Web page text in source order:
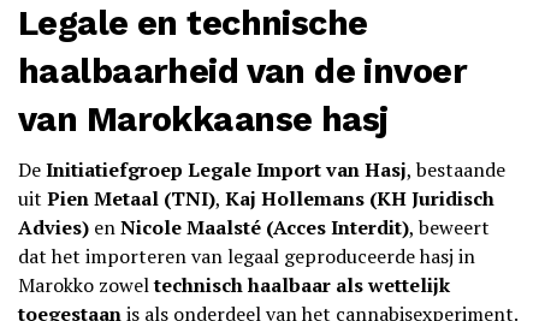
Legale en technische
haalbaarheid van de invoer
van Marokkaanse hasj
DeInitiatiefgroep Legale Import van Hasj, bestaande
uit Pien Metaal (TNI), Kaj Hollemans (KH Juridisch
Advies) enNicole Maalsté (Acces Interdit), beweert
dat het importeren van legaal geproduceerde hasj in
Marokko zoweltechnisch haalbaar als wettelijk
toegestaanis als onderdeel van het cannabisexperiment.